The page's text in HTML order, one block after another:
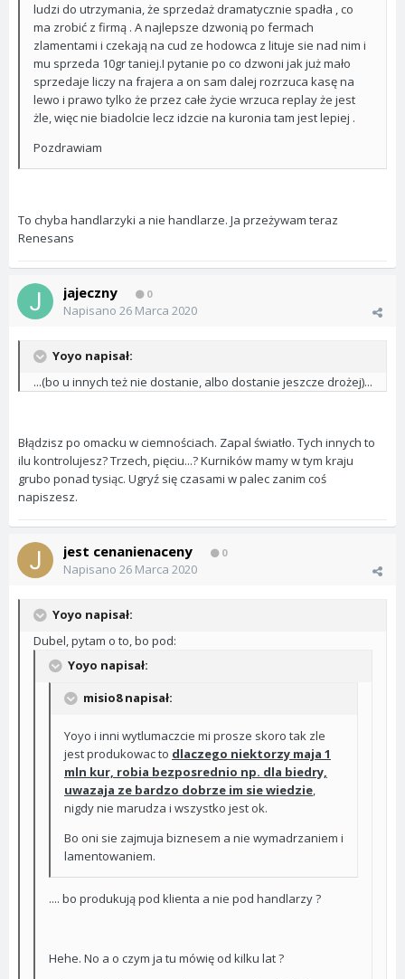
ludzi do utrzymania, że sprzedaż dramatycznie spadła , co
ma zrobić z firmą . A najlepsze dzwonią po fermach
zlamentami i czekają na cud ze hodowca z lituje sie nad nim i
mu sprzeda 10gr taniej.I pytanie po co dzwoni jak już mało
sprzedaje liczy na frajera a on sam dalej rozrzuca kasę na
lewo i prawo tylko że przez całe życie wrzuca replay że jest
żle, więc nie biadolcie lecz idzcie na kuronia tam jest lepiej .
Pozdrawiam
To chyba handlarzyki a nie handlarze. Ja przeżywam teraz
Renesans
jajeczny 0
Napisano 26 Marca 2020
Yoyo napisał:
...(bo u innych też nie dostanie, albo dostanie jeszcze drożej)...
Błądzisz po omacku w ciemnościach. Zapal światło. Tych innych to
ilu kontrolujesz? Trzech, pięciu...? Kurników mamy w tym kraju
grubo ponad tysiąc. Ugryź się czasami w palec zanim coś
napiszesz.
jest cenanienaceny 0
Napisano 26 Marca 2020
Yoyo napisał:
Dubel, pytam o to, bo pod:
Yoyo napisał:
misio8 napisał:
Yoyo i inni wytlumaczcie mi prosze skoro tak zle
jest produkowac to dlaczego niektorzy maja 1
mln kur, robia bezposrednio np. dla biedry,
uwazaja ze bardzo dobrze im sie wiedzie,
nigdy nie marudza i wszystko jest ok.
Bo oni sie zajmuja biznesem a nie wymadrzaniem i
lamentowaniem.
.... bo produkują pod klienta a nie pod handlarzy ?
Hehe. No a o czym ja tu mówię od kilku lat ?